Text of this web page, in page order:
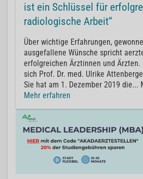
ist ein Schlüssel für
radiologische Arbeit“
Über wichtige Erfahrungen,
ausgefallene Wünsche spricht
erfolgreichen Ärztinnen und
sich Prof. Dr. med. Ulrike
Sie hat am 1. Dezember 2019 die...
Mehr erfahren